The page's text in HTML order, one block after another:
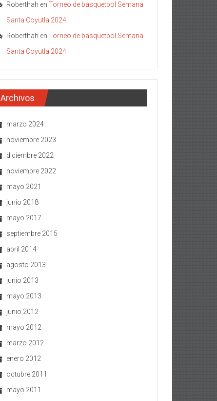
Roberthah en Torneo de basquetbol Semana
Santa Coyutla 2024
Roberthah en Torneo de basquetbol Semana
Santa Coyutla 2024
Archivos
marzo 2024
noviembre 2023
diciembre 2022
noviembre 2022
mayo 2021
junio 2018
mayo 2017
septiembre 2015
abril 2014
agosto 2013
junio 2013
mayo 2013
junio 2012
mayo 2012
marzo 2012
enero 2012
octubre 2011
mayo 2011